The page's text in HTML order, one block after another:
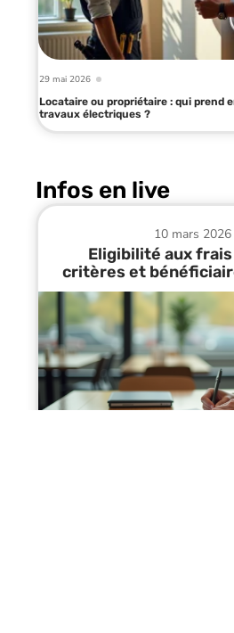
29 mai 2026
Locataire ou propriétaire : qui prend
travaux électriques ?
Infos en live
10 mars 2026
Eligibilité aux frais
critères et